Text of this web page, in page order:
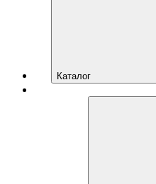
Каталог